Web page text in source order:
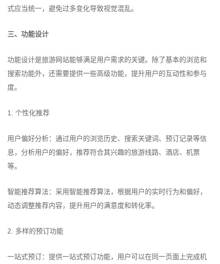
式应当统一，避免过多变化导致视觉混乱。
三、功能设计
功能设计是旅游网站能够满足用户需求的关键。除了基本的浏览和
搜索功能外，还需要提供一些高级功能，提升用户的互动性和参与
度。
1. 个性化推荐
用户偏好分析：通过用户的浏览历史、搜索关键词、预订记录等信
息，分析用户的偏好，推荐符合其兴趣的旅游线路、酒店、机票
等。
智能推荐算法：采用智能推荐算法，根据用户的实时行为和偏好，
动态调整推荐内容，提升用户的满意度和转化率。
2. 多样的预订功能
一站式预订：提供一站式预订功能，用户可以在同一页面上完成机